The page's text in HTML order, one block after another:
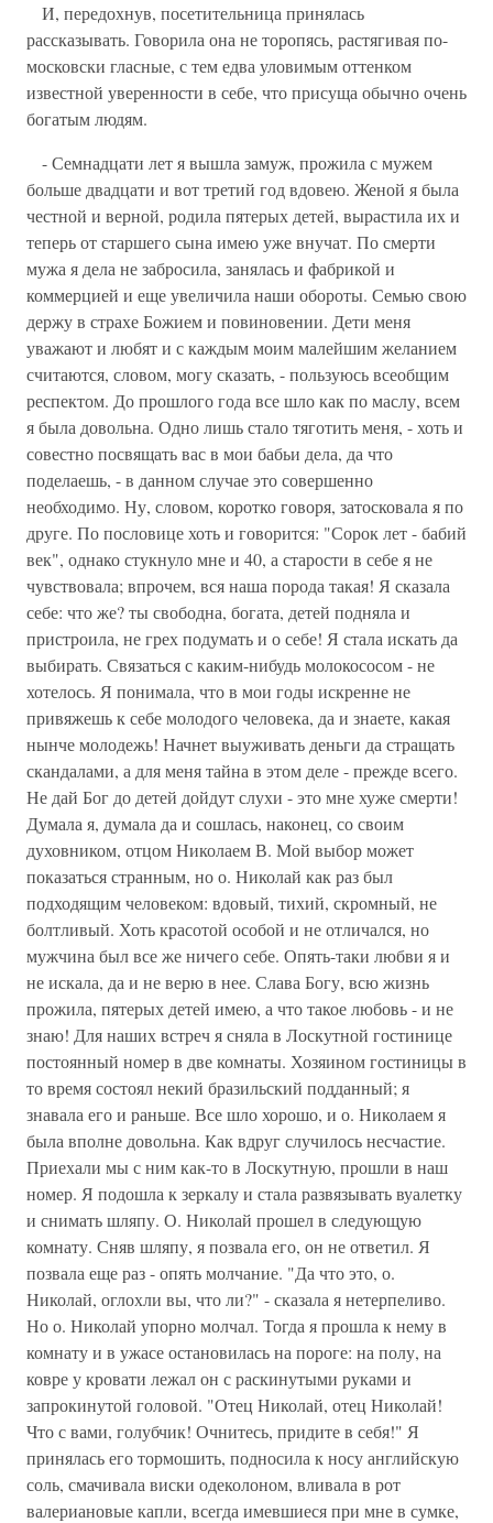
И, передохнув, посетительница принялась
рассказывать. Говорила она не торопясь, растягивая по-
московски гласные, с тем едва уловимым оттенком
известной уверенности в себе, что присуща обычно очень
богатым людям.
- Семнадцати лет я вышла замуж, прожила с мужем
больше двадцати и вот третий год вдовею. Женой я была
честной и верной, родила пятерых детей, вырастила их и
теперь от старшего сына имею уже внучат. По смерти
мужа я дела не забросила, занялась и фабрикой и
коммерцией и еще увеличила наши обороты. Семью свою
держу в страхе Божием и повиновении. Дети меня
уважают и любят и с каждым моим малейшим желанием
считаются, словом, могу сказать, - пользуюсь всеобщим
респектом. До прошлого года все шло как по маслу, всем
я была довольна. Одно лишь стало тяготить меня, - хоть и
совестно посвящать вас в мои бабьи дела, да что
поделаешь, - в данном случае это совершенно
необходимо. Ну, словом, коротко говоря, затосковала я по
друге. По пословице хоть и говорится: "Сорок лет - бабий
век", однако стукнуло мне и 40, а старости в себе я не
чувствовала; впрочем, вся наша порода такая! Я сказала
себе: что же? ты свободна, богата, детей подняла и
пристроила, не грех подумать и о себе! Я стала искать да
выбирать. Связаться с каким-нибудь молокососом - не
хотелось. Я понимала, что в мои годы искренне не
привяжешь к себе молодого человека, да и знаете, какая
нынче молодежь! Начнет выуживать деньги да стращать
скандалами, а для меня тайна в этом деле - прежде всего.
Не дай Бог до детей дойдут слухи - это мне хуже смерти!
Думала я, думала да и сошлась, наконец, со своим
духовником, отцом Николаем В. Мой выбор может
показаться странным, но о. Николай как раз был
подходящим человеком: вдовый, тихий, скромный, не
болтливый. Хоть красотой особой и не отличался, но
мужчина был все же ничего себе. Опять-таки любви я и
не искала, да и не верю в нее. Слава Богу, всю жизнь
прожила, пятерых детей имею, а что такое любовь - и не
знаю! Для наших встреч я сняла в Лоскутной гостинице
постоянный номер в две комнаты. Хозяином гостиницы в
то время состоял некий бразильский подданный; я
знавала его и раньше. Все шло хорошо, и о. Николаем я
была вполне довольна. Как вдруг случилось несчастие.
Приехали мы с ним как-то в Лоскутную, прошли в наш
номер. Я подошла к зеркалу и стала развязывать вуалетку
и снимать шляпу. О. Николай прошел в следующую
комнату. Сняв шляпу, я позвала его, он не ответил. Я
позвала еще раз - опять молчание. "Да что это, о.
Николай, оглохли вы, что ли?" - сказала я нетерпеливо.
Но о. Николай упорно молчал. Тогда я прошла к нему в
комнату и в ужасе остановилась на пороге: на полу, на
ковре у кровати лежал он с раскинутыми руками и
запрокинутой головой. "Отец Николай, отец Николай!
Что с вами, голубчик! Очнитесь, придите в себя!" Я
принялась его тормошить, подносила к носу английскую
соль, смачивала виски одеколоном, вливала в рот
валериановые капли, всегда имевшиеся при мне в сумке,